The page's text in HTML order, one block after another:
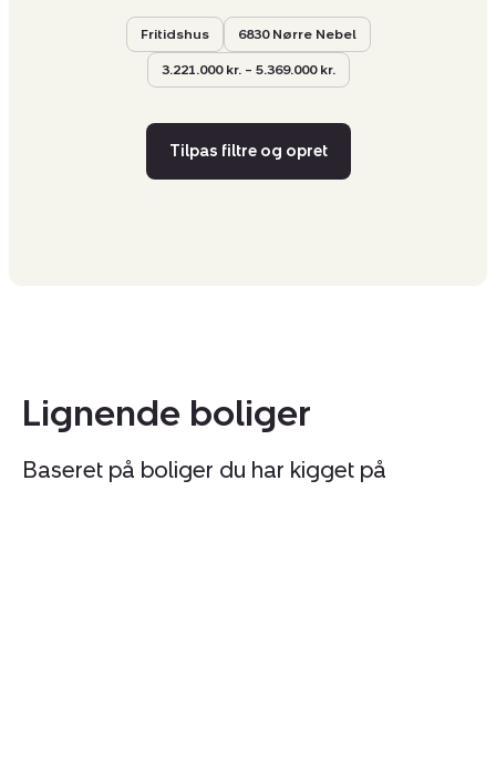
Fritidshus 6830 Nørre Nebel
3.221.000 kr. – 5.369.000 kr.
Tilpas filtre og opret
Lignende boliger
Baseret på boliger du har kigget på